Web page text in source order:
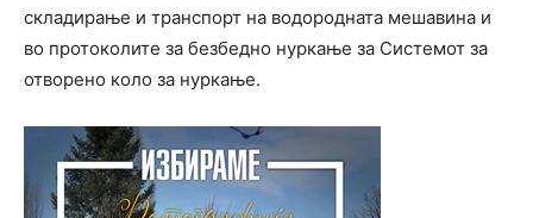
складирање и транспорт на водородната мешавина и
во протоколите за безбедно нуркање за Системот за
отворено коло за нуркање.